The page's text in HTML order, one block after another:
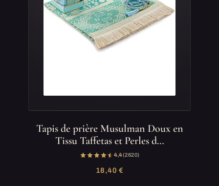
Tapis de prière Musulman Doux en
Tissu Taffetas et Perles d…
4,4(2 620)
18,40 €